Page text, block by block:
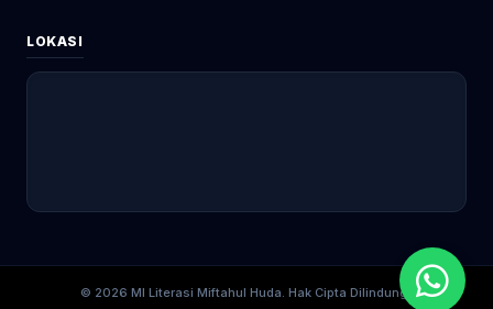
LOKASI
© 2026 MI Literasi Miftahul Huda. Hak Cipta Dilindungi.